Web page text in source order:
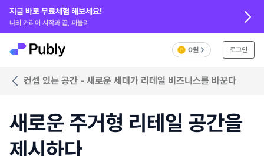
지금 바로 무료체험 해보세요!
나의 커리어 시작과 끝, 퍼블리
0원 로그인
컨셉 있는 공간 - 새로운 세대가 리테일 비즈니스를 바꾼다
새로운 주거형 리테일 공간을
제시하다